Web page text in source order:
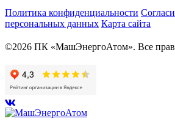
Политика конфиденциальности
персональных данных Карта сайта
©2026 ПК «МашЭнергоАтом». Все